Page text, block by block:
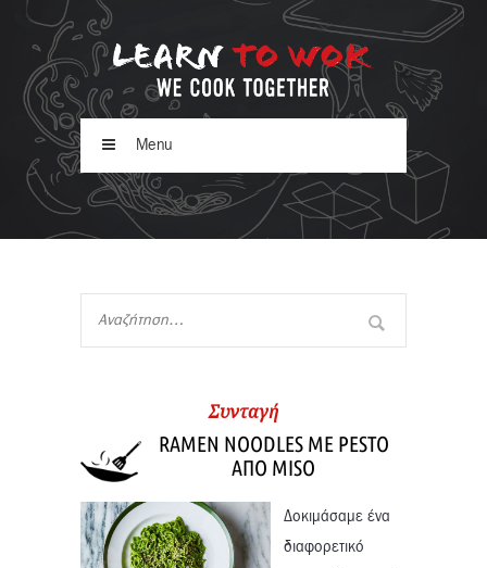
Menu
Συνταγή
RAMEN NOODLES ME PESTO
ΑΠΟ MISO
Δοκιμάσαμε ένα
διαφορετικό